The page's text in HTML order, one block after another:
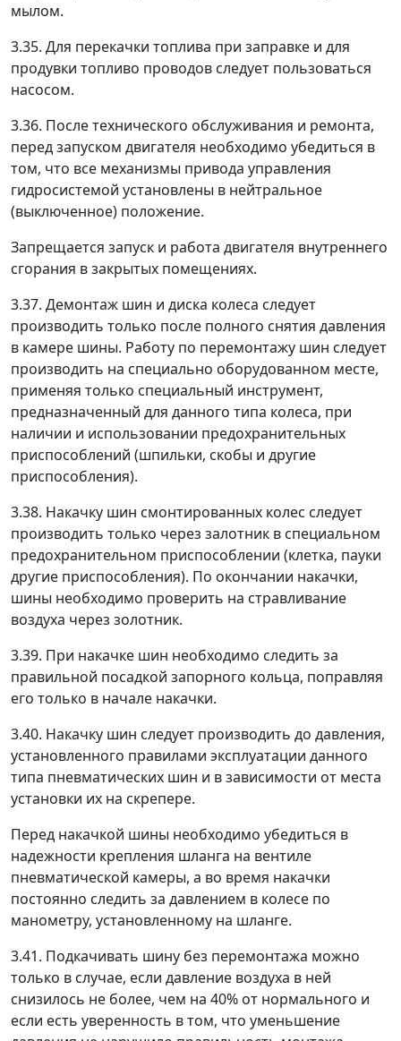
мылом.
3.35. Для перекачки топлива при заправке и для
продувки топливо проводов следует пользоваться
насосом.
3.36. После технического обслуживания и ремонта,
перед запуском двигателя необходимо убедиться в
том, что все механизмы привода управления
гидросистемой установлены в нейтральное
(выключенное) положение.
Запрещается запуск и работа двигателя внутреннего
сгорания в закрытых помещениях.
3.37. Демонтаж шин и диска колеса следует
производить только после полного снятия давления
в камере шины. Работу по перемонтажу шин следует
производить на специально оборудованном месте,
применяя только специальный инструмент,
предназначенный для данного типа колеса, при
наличии и использовании предохранительных
приспособлений (шпильки, скобы и другие
приспособления).
3.38. Накачку шин смонтированных колес следует
производить только через залотник в специальном
предохранительном приспособлении (клетка, пауки
другие приспособления). По окончании накачки,
шины необходимо проверить на стравливание
воздуха через золотник.
3.39. При накачке шин необходимо следить за
правильной посадкой запорного кольца, поправляя
его только в начале накачки.
3.40. Накачку шин следует производить до давления,
установленного правилами эксплуатации данного
типа пневматических шин и в зависимости от места
установки их на скрепере.
Перед накачкой шины необходимо убедиться в
надежности крепления шланга на вентиле
пневматической камеры, а во время накачки
постоянно следить за давлением в колесе по
манометру, установленному на шланге.
3.41. Подкачивать шину без перемонтажа можно
только в случае, если давление воздуха в ней
снизилось не более, чем на 40% от нормального и
если есть уверенность в том, что уменьшение